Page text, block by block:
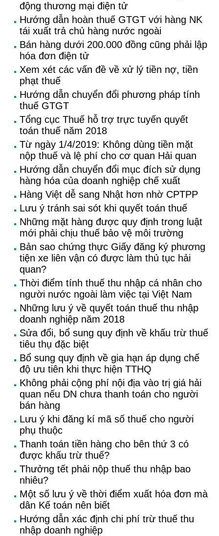
động thương mại điện tử
Hướng dẫn hoàn thuế GTGT với hàng NK
tái xuất trả chủ hàng nước ngoài
Bán hàng dưới 200.000 đồng cũng phải lập
hóa đơn điện tử
Xem xét các vấn đề về xử lý tiền nợ, tiền
phạt thuế
Hướng dẫn chuyển đổi phương pháp tính
thuế GTGT
Tổng cục Thuế hỗ trợ trực tuyến quyết
toán thuế năm 2018
Từ ngày 1/4/2019: Không dùng tiền mặt
nộp thuế và lệ phí cho cơ quan Hải quan
Hướng dẫn chuyển đổi mục đích sử dụng
hàng hóa của doanh nghiệp chế xuất
Hàng Việt dễ sang Nhật hơn nhờ CPTPP
Lưu ý tránh sai sót khi quyết toán thuế
Những mặt hàng được quy định trong luật
mới phải chịu thuế bảo vệ môi trường
Bản sao chứng thực Giấy đăng ký phương
tiện xe liên vận có được làm thủ tục hải
quan?
Thời điểm tính thuế thu nhập cá nhân cho
người nước ngoài làm việc tại Việt Nam
Những lưu ý về quyết toán thuế thu nhập
doanh nghiệp năm 2018
Sửa đổi, bổ sung quy định về khấu trừ thuế
tiêu thụ đặc biệt
Bổ sung quy định về gia hạn áp dụng chế
độ ưu tiên khi thực hiện TTHQ
Không phải cộng phí nội địa vào trị giá hải
quan nếu DN chưa thanh toán cho người
bán hàng
Lưu ý khi đăng kí mã số thuế cho người
phụ thuộc
Thanh toán tiền hàng cho bên thứ 3 có
được khấu trừ thuế?
Thưởng tết phải nộp thuế thu nhập bao
nhiêu?
Một số lưu ý về thời điểm xuất hóa đơn mà
dân Kế toán nên biết
Hướng dẫn xác định chi phí trừ thuế thu
nhập doanh nghiệp